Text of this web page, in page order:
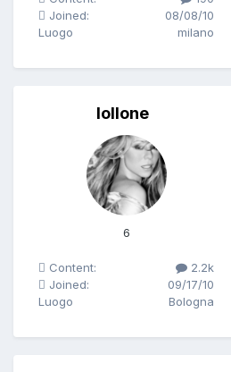
Joined:
08/08/10
Luogo
milano
lollone
6
Content:
2.2k
Joined:
09/17/10
Luogo
Bologna